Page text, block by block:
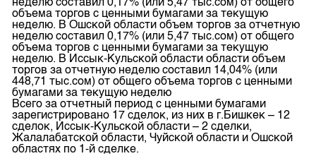
неделю составил 0,17% (или 5,47 тыс.сом) от общего
объема торгов с ценными бумагами за текущую
неделю. В Ошской области объем торгов за отчетную
неделю составил 0,17% (или 5,47 тыс.сом) от общего
объема торгов с ценными бумагами за текущую
неделю. В Иссык-Кульской области области объем
торгов за отчетную неделю составил 14,04% (или
448,71 тыс.сом) от общего объема торгов с ценными
бумагами за текущую неделю
Всего за отчетный период с ценными бумагами
зарегистрировано 17 сделок, из них в г.Бишкек – 12
сделок, Иссык-Кульской области – 2 сделки,
Жалалабатской области, Чуйской области и Ошской
областях по 1-й сделке.